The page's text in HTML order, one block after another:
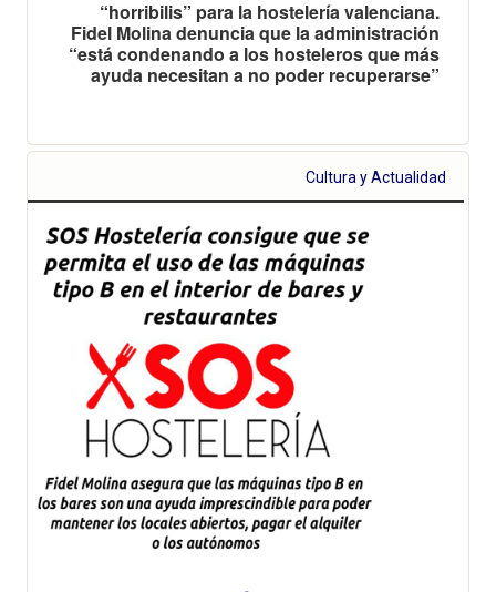
“horribilis” para la hostelería valenciana.
Fidel Molina denuncia que la administración
“está condenando a los hosteleros que más
ayuda necesitan a no poder recuperarse”
Cultura y Actualidad